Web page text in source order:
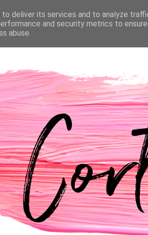
PASSATEMPOS
deliver its services and to analyze
and security metrics to
abuse.